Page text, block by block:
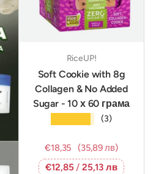
RiceUP!
Soft Cookie with 8g
Collagen & No Added
Sugar - 10 х 60 грама
(3)
€18,35
(35,89 лв)
€12,85/ 25,13 лв